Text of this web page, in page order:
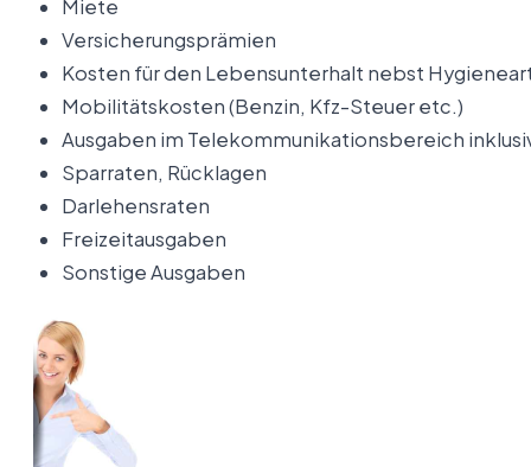
Miete
Versicherungsprämien
Kosten für den Lebensunterhalt nebst
Mobilitätskosten (Benzin, Kfz-Steuer etc.)
Ausgaben im Telekommunikationsbereich
Sparraten, Rücklagen
Darlehensraten
Freizeitausgaben
Sonstige Ausgaben